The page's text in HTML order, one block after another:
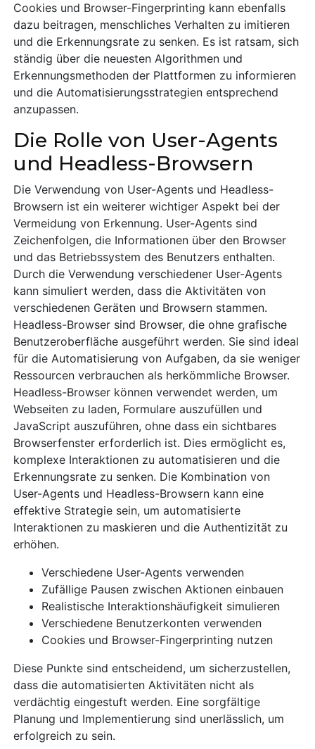
Cookies und Browser-Fingerprinting kann ebenfalls
dazu beitragen, menschliches Verhalten zu imitieren
und die Erkennungsrate zu senken. Es ist ratsam, sich
ständig über die neuesten Algorithmen und
Erkennungsmethoden der Plattformen zu informieren
und die Automatisierungsstrategien entsprechend
anzupassen.
Die Rolle von User-Agents
und Headless-Browsern
Die Verwendung von User-Agents und Headless-
Browsern ist ein weiterer wichtiger Aspekt bei der
Vermeidung von Erkennung. User-Agents sind
Zeichenfolgen, die Informationen über den Browser
und das Betriebssystem des Benutzers enthalten.
Durch die Verwendung verschiedener User-Agents
kann simuliert werden, dass die Aktivitäten von
verschiedenen Geräten und Browsern stammen.
Headless-Browser sind Browser, die ohne grafische
Benutzeroberfläche ausgeführt werden. Sie sind ideal
für die Automatisierung von Aufgaben, da sie weniger
Ressourcen verbrauchen als herkömmliche Browser.
Headless-Browser können verwendet werden, um
Webseiten zu laden, Formulare auszufüllen und
JavaScript auszuführen, ohne dass ein sichtbares
Browserfenster erforderlich ist. Dies ermöglicht es,
komplexe Interaktionen zu automatisieren und die
Erkennungsrate zu senken. Die Kombination von
User-Agents und Headless-Browsern kann eine
effektive Strategie sein, um automatisierte
Interaktionen zu maskieren und die Authentizität zu
erhöhen.
Verschiedene User-Agents verwenden
Zufällige Pausen zwischen Aktionen einbauen
Realistische Interaktionshäufigkeit simulieren
Verschiedene Benutzerkonten verwenden
Cookies und Browser-Fingerprinting nutzen
Diese Punkte sind entscheidend, um sicherzustellen,
dass die automatisierten Aktivitäten nicht als
verdächtig eingestuft werden. Eine sorgfältige
Planung und Implementierung sind unerlässlich, um
erfolgreich zu sein.